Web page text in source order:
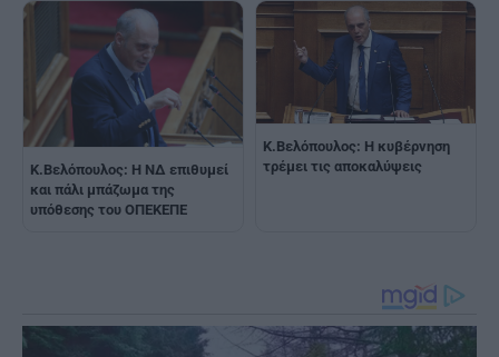
Κ.Βελόπουλος: Η ΝΔ επιθυμεί
και πάλι μπάζωμα της
υπόθεσης του ΟΠΕΚΕΠΕ
Κ.Βελόπουλος: Η κυβέρνηση
τρέμει τις αποκαλύψεις